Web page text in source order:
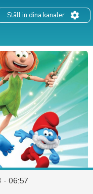
Ställ in dina kanaler
- 06:57